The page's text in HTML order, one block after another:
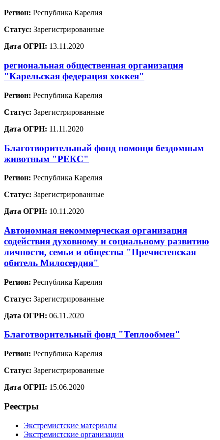
Регион: Республика Карелия
Статус: Зарегистрированные
Дата ОГРН: 13.11.2020
региональная общественная организация
"Карельская федерация хоккея"
Регион: Республика Карелия
Статус: Зарегистрированные
Дата ОГРН: 11.11.2020
Благотворительный фонд помощи бездомным
животным "РЕКС"
Регион: Республика Карелия
Статус: Зарегистрированные
Дата ОГРН: 10.11.2020
Автономная некоммерческая организация
содействия духовному и социальному развитию
личности, семьи и общества "Пречистенская
обитель Милосердия"
Регион: Республика Карелия
Статус: Зарегистрированные
Дата ОГРН: 06.11.2020
Благотворительный фонд "Теплообмен"
Регион: Республика Карелия
Статус: Зарегистрированные
Дата ОГРН: 15.06.2020
Реестры
Экстремистские материалы
Экстремистские организации